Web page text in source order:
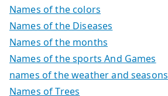
Names of the colors
Names of the Diseases
Names of the months
Names of the sports And Games
names of the weather and seasons
Names of Trees